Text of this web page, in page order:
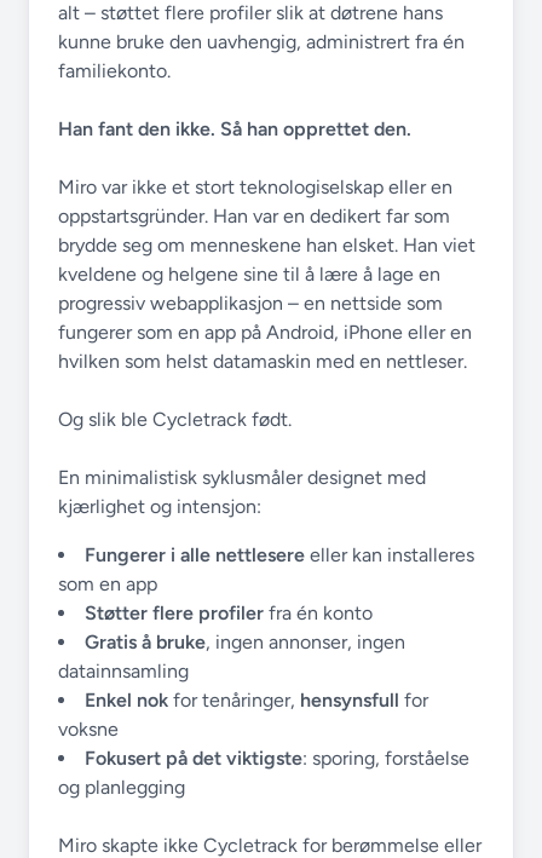
alt – støttet flere profiler slik at døtrene hans
kunne bruke den uavhengig, administrert fra én
familiekonto.
Han fant den ikke. Så han opprettet den.
Miro var ikke et stort teknologiselskap eller en
oppstartsgründer. Han var en dedikert far som
brydde seg om menneskene han elsket. Han viet
kveldene og helgene sine til å lære å lage en
progressiv webapplikasjon – en nettside som
fungerer som en app på Android, iPhone eller en
hvilken som helst datamaskin med en nettleser.
Og slik ble Cycletrack født.
En minimalistisk syklusmåler designet med
kjærlighet og intensjon:
Fungerer i alle nettlesere eller kan installeres
som en app
Støtter flere profiler fra én konto
Gratis å bruke, ingen annonser, ingen
datainnsamling
Enkel nok for tenåringer, hensynsfull for
voksne
Fokusert på det viktigste: sporing, forståelse
og planlegging
Miro skapte ikke Cycletrack for berømmelse eller